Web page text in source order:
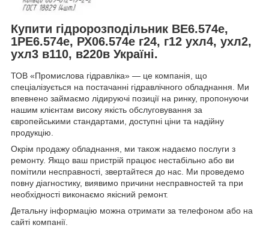
Купити гідророзподільник ВЕ6.574е,
1РЕ6.574е, РХ06.574е г24, г12 ухл4, ухл2,
ухл3 в110, в220в Україні.
ТОВ «Промислова гідравліка» — це компанія, що
спеціалізується на постачанні гідравлічного обладнання. Ми
впевнено займаємо лідируючі позиції на ринку, пропонуючи
нашим клієнтам високу якість обслуговування за
європейськими стандартами, доступні ціни та надійну
продукцію.
Окрім продажу обладнання, ми також надаємо послуги з
ремонту. Якщо ваш пристрій працює нестабільно або ви
помітили несправності, звертайтеся до нас. Ми проведемо
повну діагностику, виявимо причини несправностей та при
необхідності виконаємо якісний ремонт.
Детальну інформацію можна отримати за телефоном або на
сайті компанії.